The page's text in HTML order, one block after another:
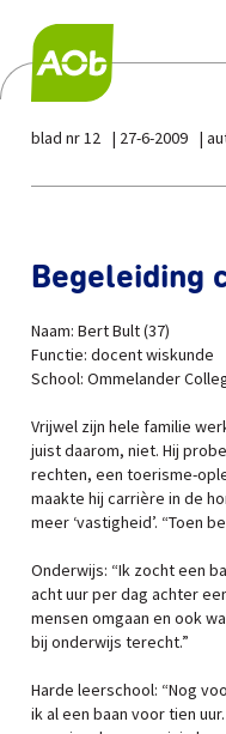
blad nr 12 27-6-2009
Begeleiding
Naam: Bert Bult (37)
Functie: docent wiskunde
School: Ommelander
Vrijwel zijn hele familie
juist daarom, niet. Hij
rechten, een toerisme-
maakte hij carrière in de
meer ‘vastigheid’. “Toen
Onderwijs: “Ik zocht een
acht uur per dag achter
mensen omgaan en ook
bij onderwijs terecht.”
Harde leerschool: “Nog
ik al een baan voor tien